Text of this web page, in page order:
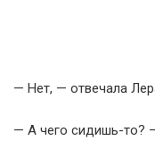
— Нет, — отвечала
— А чего сидишь-то?